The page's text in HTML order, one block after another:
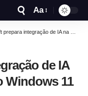
Aa
integração de IA na Barra de Tarefas do Windows 11
de IA
Windows 11